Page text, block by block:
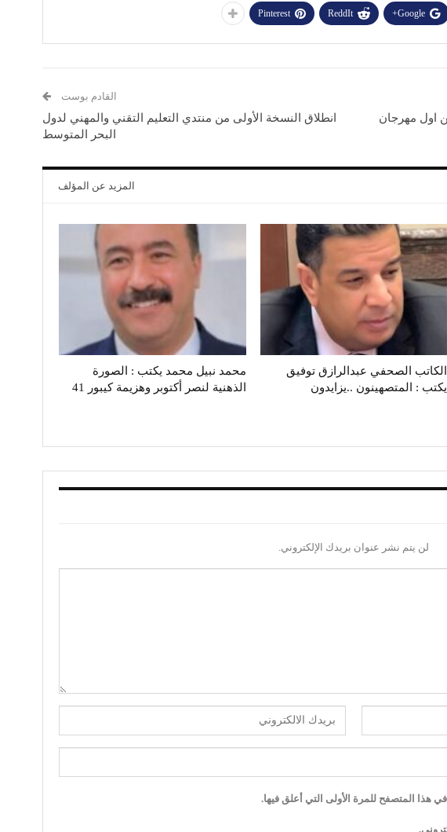
Google+
ReddIt
Pinterest
اول مهرجان
القادم بوست
انطلاق النسخة الأولى من منتدي التعليم التقني والمهني لدول
البحر المتوسط
المزيد عن المؤلف
الكاتب الصحفي عبدالرازق‭ ‬توفيق
يكتب : المتصهينون‭.. ‬يزايدون
محمد نبيل محمد يكتب : الصورة
الذهنية لنصر أكتوبر وهزيمة كيبور 41
لن يتم نشر عنوان بريدك الإلكتروني.
هذا المتصفح للمرة الأولى التي أعلق فيها.